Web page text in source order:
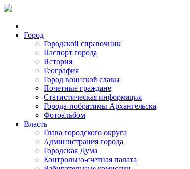
Город
Городской справочник
Паспорт города
История
География
Город воинской славы
Почетные граждане
Статистическая информация
Города-побратимы Архангельска
Фотоальбом
Власть
Глава городского округа
Администрация города
Городская Дума
Контрольно-счетная палата